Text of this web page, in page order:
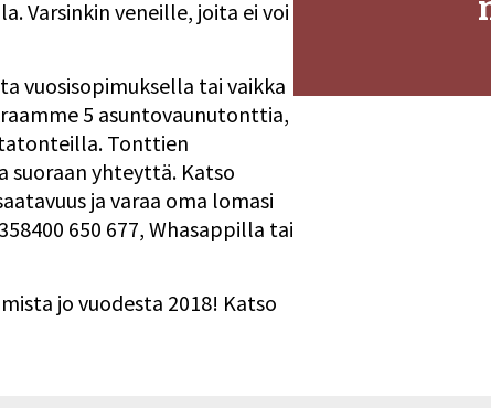
Varsinkin veneille, joita ei voi
vuosisopimuksella tai vaikka
5 asuntovaunutonttia,
Tonttien
suoraan yhteyttä. Katso
ja varaa oma lomasi
650 677, Whasappilla tai
jo vuodesta 2018! Katso